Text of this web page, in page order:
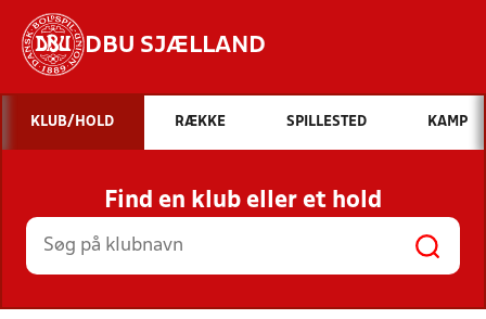
DBU SJÆLLAND
Hvad vil du søge efter?
INDHOLD OG NYHEDER
STILLINGER, RESULTATER, KLUBBER OG
HOLD
KLUB/HOLD RÆKKE SPILLESTED KAMP
Find en klub eller et hold